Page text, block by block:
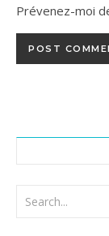
Prévenez-moi